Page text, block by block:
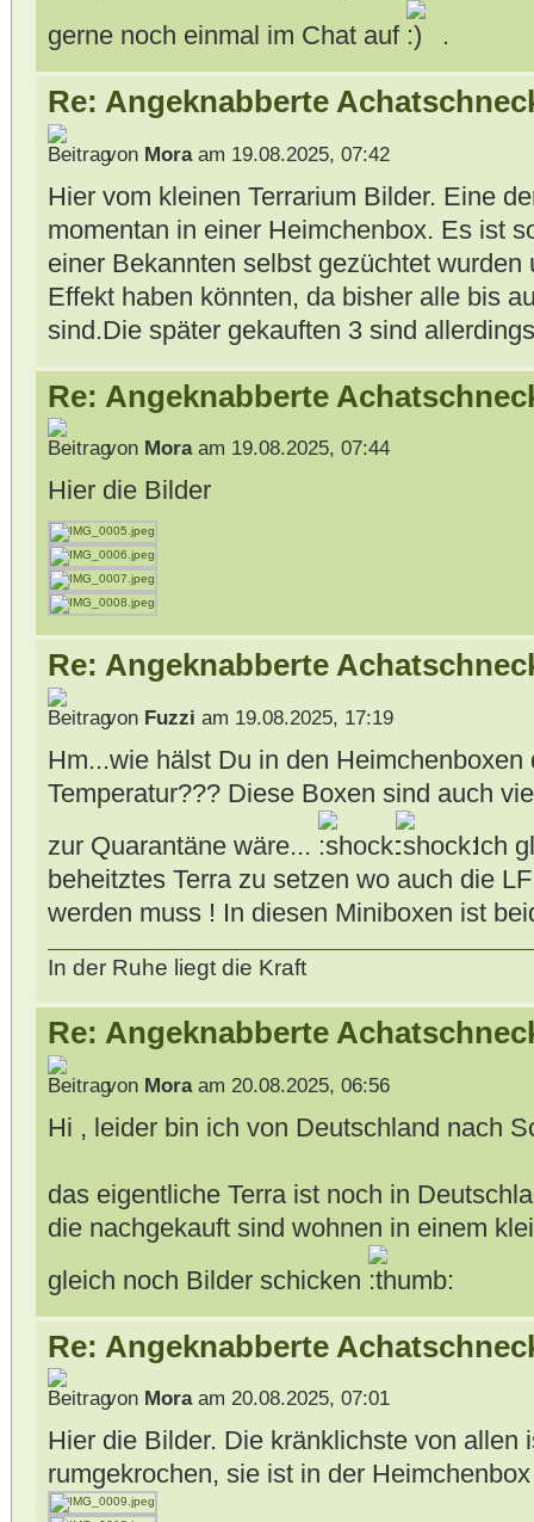
gerne noch einmal im Chat auf
.
Re: Angeknabberte
von Moraam 19.08.2025, 07:42
Hier vom kleinen Terrarium Bilder. Eine
momentan in einer Heimchenbox. Es ist
einer Bekannten selbst gezüchtet
Effekt haben könnten, da bisher alle bis
sind.Die später gekauften 3 sind
Re: Angeknabberte
von Moraam 19.08.2025, 07:44
Hier die Bilder
Re: Angeknabberte
von Fuzzi am 19.08.2025, 17:19
Hm...wie hälst Du in den Heimchenboxen
Temperatur??? Diese Boxen sind auch
zur Quarantäne wäre...
Ich
beheitztes Terra zu setzen wo auch die
werden muss ! In diesen Miniboxen ist
In der Ruhe liegt die Kraft
Re: Angeknabberte
von Moraam 20.08.2025, 06:56
Hi , leider bin ich von Deutschland nach
das eigentliche Terra ist noch in
die nachgekauft sind wohnen in einem
gleich noch Bilder schicken
Re: Angeknabberte
von Moraam 20.08.2025, 07:01
Hier die Bilder. Die kränklichste von allen
rumgekrochen, sie ist in der Heimchenbox